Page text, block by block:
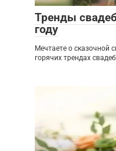
Тренды
году
Мечтаете о сказочной
горячих трендах